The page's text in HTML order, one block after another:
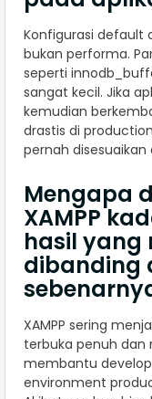
Konfigurasi default
bukan performa.
seperti
sangat kecil. Jika
kemudian
drastis di
pernah
Mengapa
XAMPP
hasil yang
dibanding
XAMPP sering
terbuka penuh dan
membantu
environment